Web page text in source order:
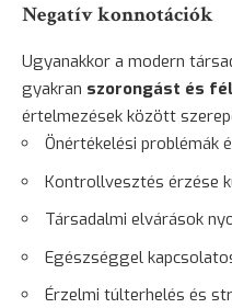
Negatív konnotációk
Ugyanakkor a modern
gyakran szorongást és
értelmezések között
Önértékelési problémák
Kontrollvesztés érzése
Társadalmi elvárások
Egészséggel
Érzelmi túlterhelés és